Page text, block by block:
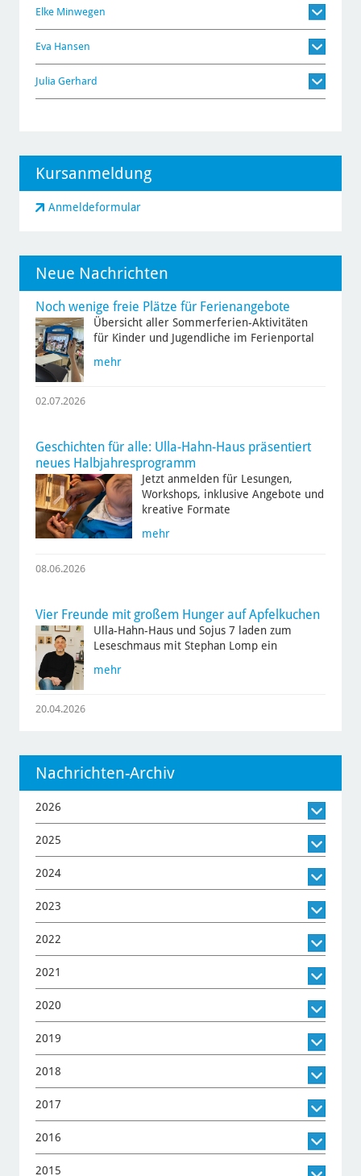
Elke Minwegen
Eva Hansen
Julia Gerhard
Kursanmeldung
Anmeldeformular
Neue Nachrichten
Noch wenige freie Plätze für Ferienangebote
Übersicht aller Sommerferien-Aktivitäten
für Kinder und Jugendliche im Ferienportal
mehr
02.07.2026
Geschichten für alle: Ulla-Hahn-Haus präsentiert
neues Halbjahresprogramm
Jetzt anmelden für Lesungen,
Workshops, inklusive Angebote und
kreative Formate
mehr
08.06.2026
Vier Freunde mit großem Hunger auf Apfelkuchen
Ulla-Hahn-Haus und Sojus 7 laden zum
Leseschmaus mit Stephan Lomp ein
mehr
20.04.2026
Nachrichten-Archiv
2026
2025
2024
2023
2022
2021
2020
2019
2018
2017
2016
2015